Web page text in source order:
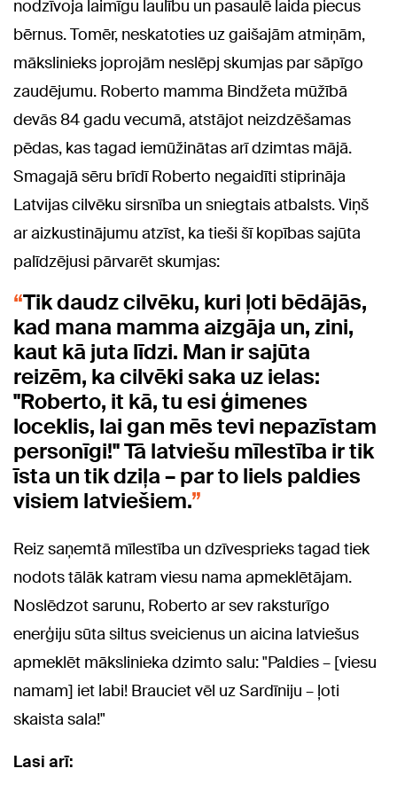
nodzīvoja laimīgu laulību un pasaulē laida piecus
bērnus. Tomēr, neskatoties uz gaišajām atmiņām,
mākslinieks joprojām neslēpj skumjas par sāpīgo
zaudējumu. Roberto mamma Bindžeta mūžībā
devās 84 gadu vecumā, atstājot neizdzēšamas
pēdas, kas tagad iemūžinātas arī dzimtas mājā.
Smagajā sēru brīdī Roberto negaidīti stiprināja
Latvijas cilvēku sirsnība un sniegtais atbalsts. Viņš
ar aizkustinājumu atzīst, ka tieši šī kopības sajūta
palīdzējusi pārvarēt skumjas:
Tik daudz cilvēku, kuri ļoti bēdājās,
kad mana mamma aizgāja un, zini,
kaut kā juta līdzi. Man ir sajūta
reizēm, ka cilvēki saka uz ielas:
"Roberto, it kā, tu esi ģimenes
loceklis, lai gan mēs tevi nepazīstam
personīgi!" Tā latviešu mīlestība ir tik
īsta un tik dziļa – par to liels paldies
visiem latviešiem.
Reiz saņemtā mīlestība un dzīvesprieks tagad tiek
nodots tālāk katram viesu nama apmeklētājam.
Noslēdzot sarunu, Roberto ar sev raksturīgo
enerģiju sūta siltus sveicienus un aicina latviešus
apmeklēt mākslinieka dzimto salu: "Paldies – [viesu
namam] iet labi! Brauciet vēl uz Sardīniju – ļoti
skaista sala!"
Lasi arī: